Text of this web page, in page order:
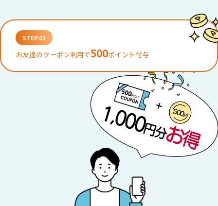
STEP.03
お友達のクーポン利用で500ポイント付与